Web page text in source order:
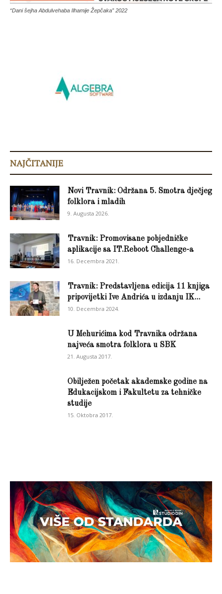
“Dani šejha Abdulvehaba Ilhamije Žepčaka” 2022
NAJČITANIJE
Novi Travnik: Održana 5. Smotra dječjeg
folklora i mladih
9. Augusta 2026.
Travnik: Promovisane pobjedničke
aplikacije sa IT.Reboot Challenge-a
16. Decembra 2021.
Travnik: Predstavljena edicija 11 knjiga
pripovijetki Ive Andrića u izdanju IK...
10. Decembra 2024.
U Mehurićima kod Travnika održana
najveća smotra folklora u SBK
21. Augusta 2017.
Obilježen početak akademske godine na
Edukacijskom i Fakultetu za tehničke
studije
15. Oktobra 2017.